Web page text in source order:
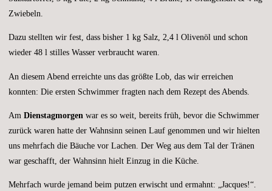
Zwiebeln.
Dazu stellten wir fest, dass bisher 1 kg Salz, 2,4 l Olivenöl und schon
wieder 48 l stilles Wasser verbraucht waren.
An diesem Abend erreichte uns das größte Lob, das wir erreichen
konnten: Die ersten Schwimmer fragten nach dem Rezept des Abends.
AmDienstagmorgen war es so weit, bereits früh, bevor die Schwimmer
zurück waren hatte der Wahnsinn seinen Lauf genommen und wir hielten
uns mehrfach die Bäuche vor Lachen. Der Weg aus dem Tal der Tränen
war geschafft, der Wahnsinn hielt Einzug in die Küche.
Mehrfach wurde jemand beim putzen erwischt und ermahnt: „Jacques!“.